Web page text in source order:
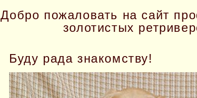
Добро пожаловать на сайт
золотистых
Буду рада знакомству!